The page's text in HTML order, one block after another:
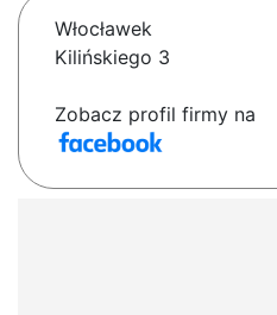
Włocławek
Kilińskiego 3
Zobacz profil firmy na